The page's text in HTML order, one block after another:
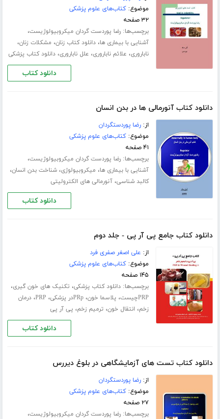
موضوع:کتاب‌های علوم پزشکی
۳۲ صفحه
برچسب‌ها:رضا پوردست گردان میکروبیولوژیست،
آشنایی با بیماری ها،دانلود کتاب زنان، مشکلات زنان،
ناباروری، علائم ناباروری، علل ناباروری،دانلود کتاب پزشکی
دانلود کتاب
دانلود کتاب آنورمالی ها در بدن انسان
از:رضا پوردستگردان
موضوع:کتاب‌های علوم پزشکی
۴۱ صفحه
برچسب‌ها:رضا پوردست گردان میکروبیولوژیست،
آشنایی با بیماری ها، میکروبیولوژی،شناخت بدن انسان،
کالبد شناسی،آنورمالی های الکترولیتی
دانلود کتاب
دانلود کتاب جامع پی آر پی - جلد دوم
از: علی اصغر صفری فرد
موضوع:کتاب‌های علوم پزشکی
۱۴۵ صفحه
برچسب‌ها:دانلود کتاب پزشکی، تکنیک های خون گیری،
PRPچیست ، پلاسما خون،PRpدر پزشکی ، PRP،درمان
زخم، انتقال خون، ترمیم زخم، پی آر پی
دانلود کتاب
دانلود کتاب تست های آزمایشگاهی در بلوغ دیررس
از:رضا پوردستگردان
موضوع:کتاب‌های علوم پزشکی
۲۷ صفحه
برچسب‌ها:رضا پوردست گردان میکروبیولوژیست،